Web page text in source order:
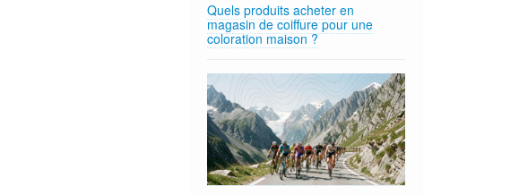
Quels produits acheter en
magasin de coiffure pour une
coloration maison ?